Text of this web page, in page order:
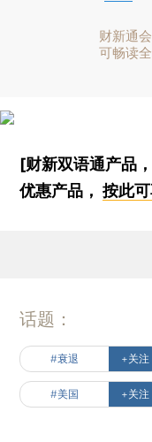
财新通
可畅读
[财新双语通产品
优惠产品，按此
话题：
#衰退 +关注
#美国 +关注